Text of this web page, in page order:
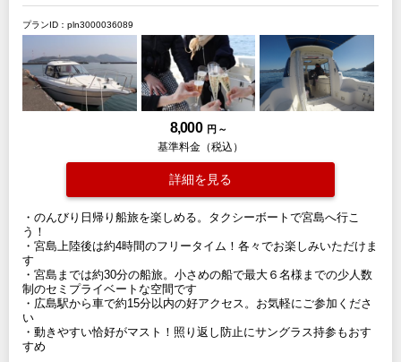
プランID：pln3000036089
8,000 円 ～
基準料金（税込）
詳細を見る
・のんびり日帰り船旅を楽しめる。タクシーボートで宮島へ行こ
う！
・宮島上陸後は約4時間のフリータイム！各々でお楽しみいただけま
す
・宮島までは約30分の船旅。小さめの船で最大６名様までの少人数
制のセミプライベートな空間です
・広島駅から車で約15分以内の好アクセス。お気軽にご参加くださ
い
・動きやすい恰好がマスト！照り返し防止にサングラス持参もおす
すめ